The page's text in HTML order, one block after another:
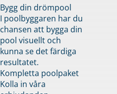
Bygg din drömpool
I poolbyggaren har du
chansen att bygga din
pool visuellt och
kunna se det färdiga
resultatet.
Kompletta poolpaket
Kolla in våra